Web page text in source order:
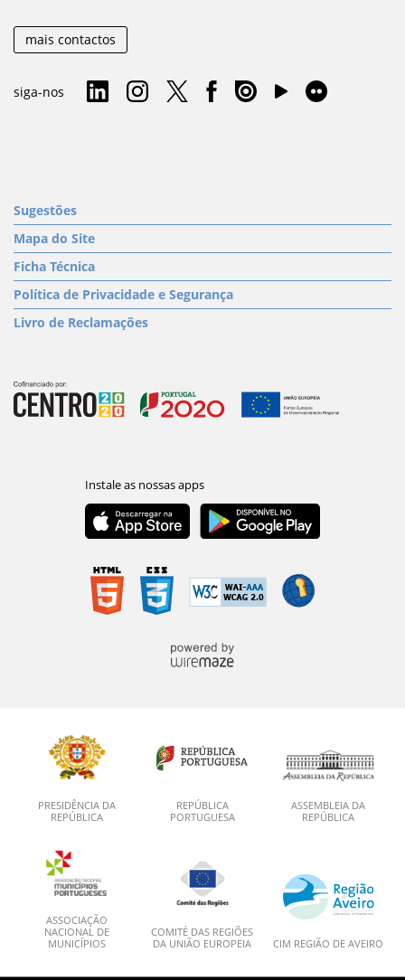
mais contactos
siga-nos
Sugestões
Mapa do Site
Ficha Técnica
Política de Privacidade e Segurança
Livro de Reclamações
PRESIDÊNCIA DA
REPÚBLICA
REPÚBLICA
PORTUGUESA
ASSEMBLEIA DA
REPÚBLICA
ASSOCIAÇÃO
NACIONAL DE
MUNICÍPIOS
COMITÉ DAS REGIÕES
DA UNIÃO EUROPEIA
CIM REGIÃO DE AVEIRO